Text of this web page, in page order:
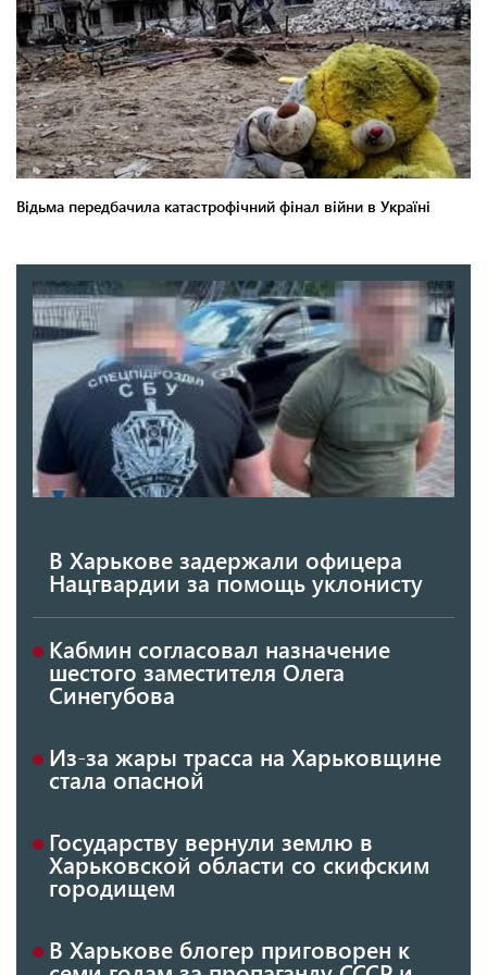
В Харькове задержали офицера
Нацгвардии за помощь уклонисту
Кабмин согласовал назначение
шестого заместителя Олега
Синегубова
Из-за жары трасса на Харьковщине
стала опасной
Государству вернули землю в
Харьковской области со скифским
городищем
В Харькове блогер приговорен к